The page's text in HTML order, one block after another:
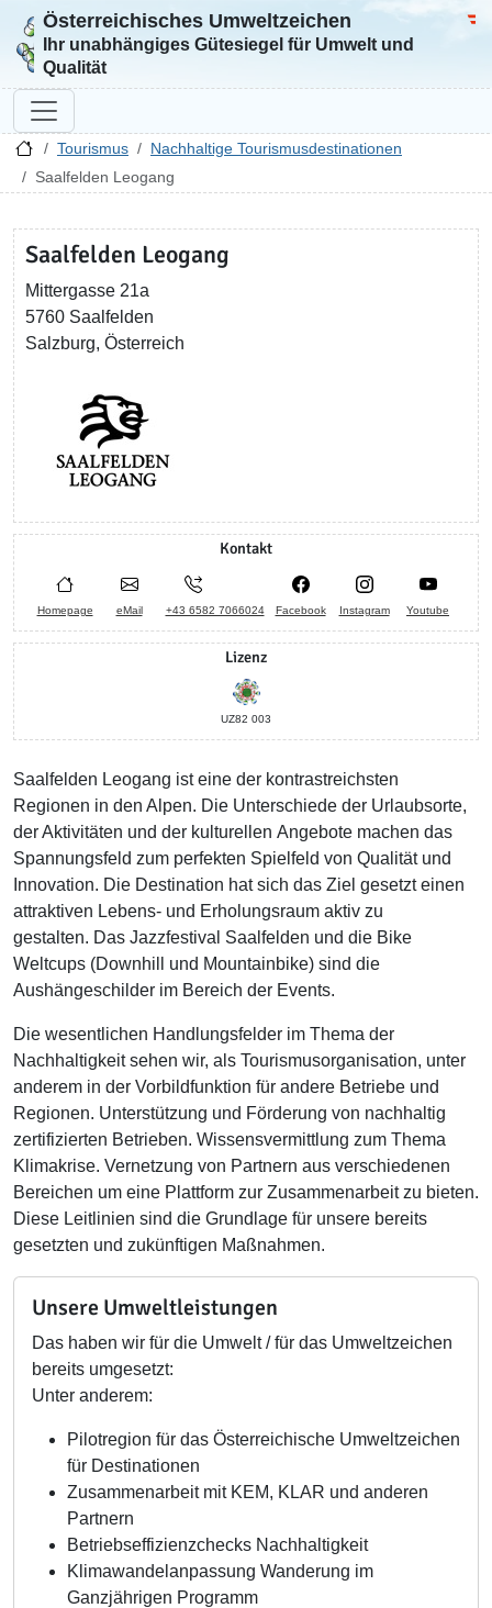
Zur Startseite
Österreichisches Umweltzeichen
Ihr unabhängiges Gütesiegel für Umwelt und
Qualität
Tourismus
Nachhaltige Tourismusdestinationen
Saalfelden Leogang
Saalfelden Leogang
Mittergasse 21a
5760 Saalfelden
Salzburg, Österreich
Kontakt
Homepage eMail +43 6582 7066024 Facebook Instagram Youtube
Lizenz
UZ82 003
Saalfelden Leogang ist eine der kontrastreichsten
Regionen in den Alpen. Die Unterschiede der Urlaubsorte,
der Aktivitäten und der kulturellen Angebote machen das
Spannungsfeld zum perfekten Spielfeld von Qualität und
Innovation. Die Destination hat sich das Ziel gesetzt einen
attraktiven Lebens- und Erholungsraum aktiv zu
gestalten. Das Jazzfestival Saalfelden und die Bike
Weltcups (Downhill und Mountainbike) sind die
Aushängeschilder im Bereich der Events.
Die wesentlichen Handlungsfelder im Thema der
Nachhaltigkeit sehen wir, als Tourismusorganisation, unter
anderem in der Vorbildfunktion für andere Betriebe und
Regionen. Unterstützung und Förderung von nachhaltig
zertifizierten Betrieben. Wissensvermittlung zum Thema
Klimakrise. Vernetzung von Partnern aus verschiedenen
Bereichen um eine Plattform zur Zusammenarbeit zu bieten.
Diese Leitlinien sind die Grundlage für unsere bereits
gesetzten und zukünftigen Maßnahmen.
Unsere Umweltleistungen
Das haben wir für die Umwelt / für das Umweltzeichen
bereits umgesetzt:
Unter anderem:
Pilotregion für das Österreichische Umweltzeichen
für Destinationen
Zusammenarbeit mit KEM, KLAR und anderen
Partnern
Betriebseffizienzchecks Nachhaltigkeit
Klimawandelanpassung Wanderung im
Ganzjährigen Programm